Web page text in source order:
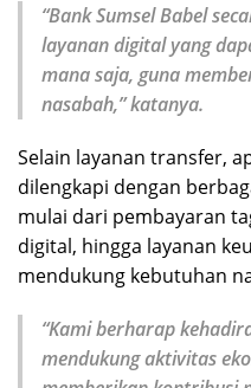
“Bank Sumsel Babel
layanan digital yang
mana saja, guna
nasabah,” katanya.
Selain layanan transfer,
dilengkapi dengan
mulai dari pembayaran
digital, hingga layanan
mendukung kebutuhan
“Kami berharap
mendukung aktivitas